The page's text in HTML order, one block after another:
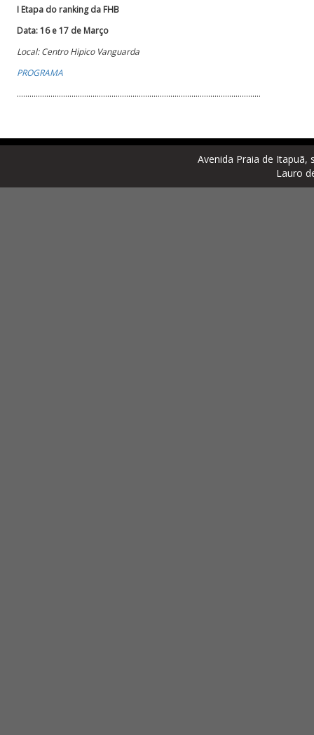
I Etapa do ranking da FHB
Data: 16 e 17 de Março
Local: Centro Hipico Vanguarda
PROGRAMA
....................................................................................................................
Avenida Praia de Itapuã,
Lauro